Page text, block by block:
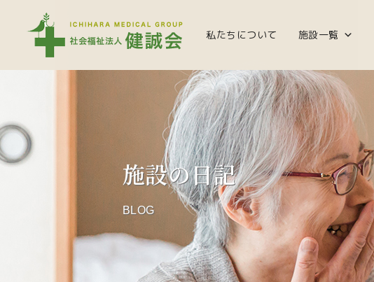
私たちについて 施設一覧
施設の日記
BLOG